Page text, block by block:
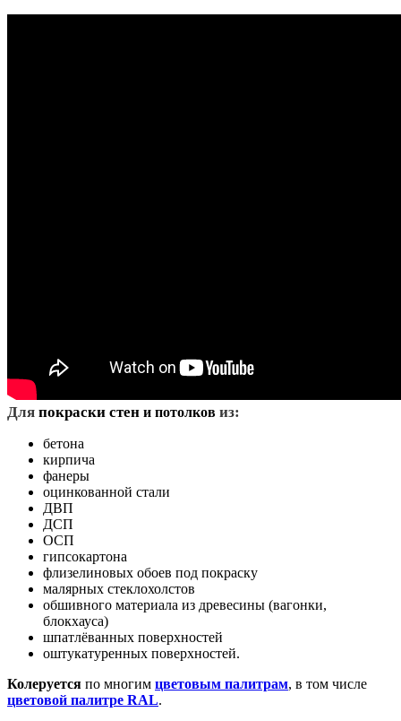
Для покраски стен и потолков из:
бетона
кирпича
фанеры
оцинкованной стали
ДВП
ДСП
ОСП
гипсокартона
флизелиновых обоев под покраску
малярных стеклохолстов
обшивного материала из древесины (вагонки,
блокхауса)
шпатлёванных поверхностей
оштукатуренных поверхностей.
Колеруется по многим цветовым палитрам, в том числе
цветовой палитре RAL.